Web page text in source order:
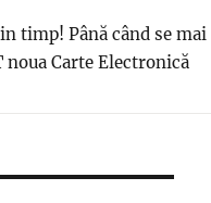
timp! Până când se mai
noua Carte Electronică